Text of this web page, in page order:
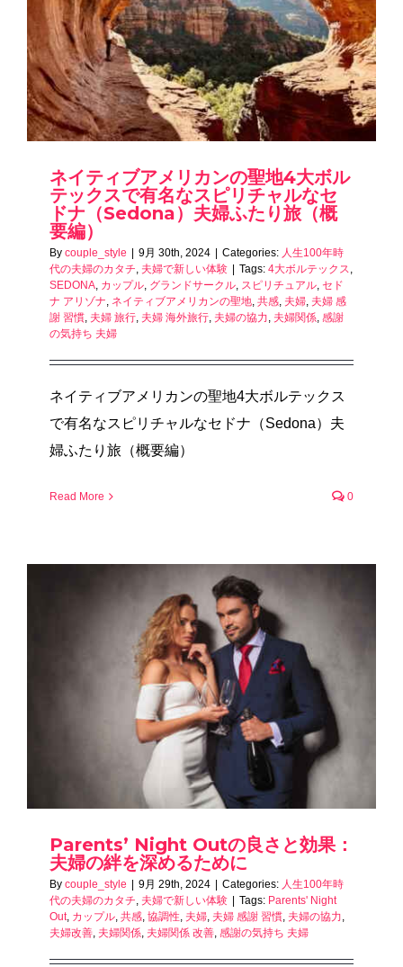
book
ネイティブアメリカンの聖地4大ボル
テックスで有名なスピリチャルなセ
ドナ（Sedona）夫婦ふたり旅（概
要編）
By couple_style | 9月 30th, 2024 | Categories: 人生100年時
代の夫婦のカタチ 夫婦で新しい体験 | Tags: 4大ボルテックス
SEDONA カップル グランドサークル スピリチュアル セド
ナ アリゾナ ネイティブアメリカンの聖地 共感 夫婦 夫婦 感
謝 習慣 夫婦 旅行 夫婦 海外旅行 夫婦の協力 夫婦関係 感謝
の気持ち 夫婦
ネイティブアメリカンの聖地4大ボルテックス
で有名なスピリチャルなセドナ（Sedona）夫
婦ふたり旅（概要編）
Read More 0
Parents’ Night Outの良さと効果：
夫婦の絆を深めるために
By couple_style | 9月 29th, 2024 | Categories: 人生100年時
代の夫婦のカタチ 夫婦で新しい体験 | Tags: Parents' Night
Out, カップル 共感 協調性 夫婦 夫婦 感謝 習慣 夫婦の協力
夫婦改善 夫婦関係 夫婦関係 改善 感謝の気持ち 夫婦